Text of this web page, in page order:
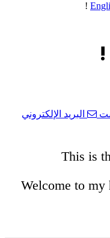
البريد الإلكتروني
This is
Welcome to my